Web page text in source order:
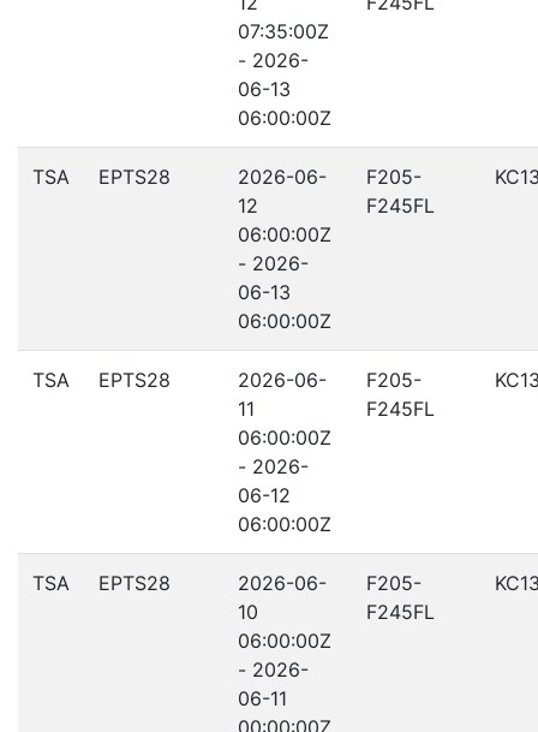
07:35:00Z
- 2026-
06-13
06:00:00Z
TSA EPTS28
2026-06-
12
06:00:00Z
- 2026-
06-13
06:00:00Z
F205-
F245FL
TSA EPTS28
2026-06-
11
06:00:00Z
- 2026-
06-12
06:00:00Z
F205-
F245FL
TSA EPTS28
2026-06-
10
06:00:00Z
- 2026-
06-11
00:00:00Z
F205-
F245FL